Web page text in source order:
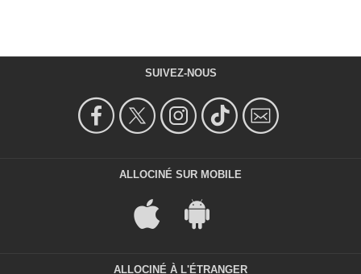
SUIVEZ-NOUS
ALLOCINÉ SUR MOBILE
ALLOCINÉ À L'ÉTRANGER